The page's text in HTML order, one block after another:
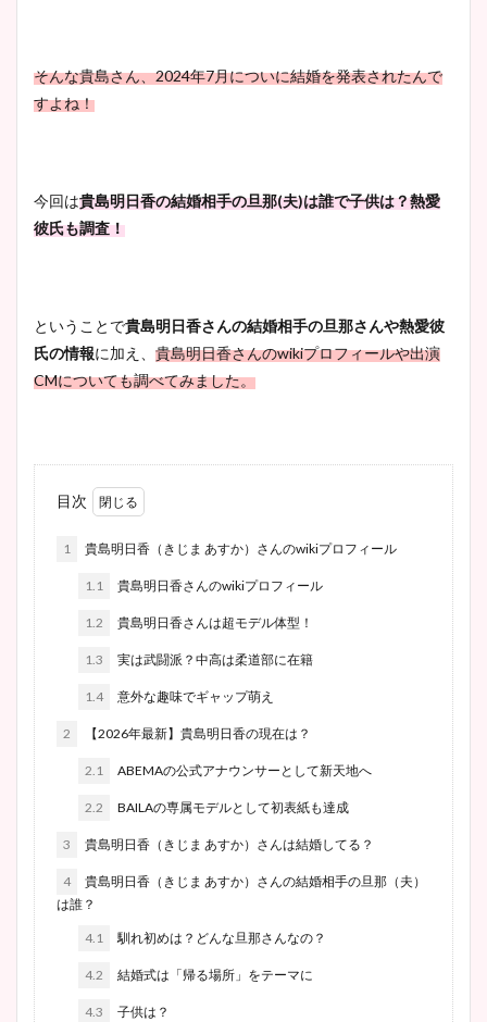
そんな貴島さん、2024年7月についに結婚を発表されたんで
すよね！
今回は貴島明日香の結婚相手の旦那(夫)は誰で子供は？熱愛
彼氏も調査！
ということで貴島明日香さんの結婚相手の旦那さんや熱愛彼
氏の情報に加え、 貴島明日香さんのwikiプロフィールや出演
CMについても調べてみました。
目次
1 貴島明日香（きじま あすか）さんのwikiプロフィール
1.1 貴島明日香さんのwikiプロフィール
1.2 貴島明日香さんは超モデル体型！
1.3 実は武闘派？中高は柔道部に在籍
1.4 意外な趣味でギャップ萌え
2 【2026年最新】貴島明日香の現在は？
2.1 ABEMAの公式アナウンサーとして新天地へ
2.2 BAILAの専属モデルとして初表紙も達成
3 貴島明日香（きじま あすか）さんは結婚してる？
4
貴島明日香（きじま あすか）さんの結婚相手の旦那（夫）
は誰？
4.1 馴れ初めは？どんな旦那さんなの？
4.2 結婚式は「帰る場所」をテーマに
4.3 子供は？